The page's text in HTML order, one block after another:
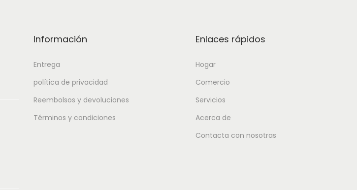
Información
Entrega
política de privacidad
Reembolsos y devoluciones
Términos y condiciones
Enlaces rápidos
Hogar
Comercio
Servicios
Acerca de
Contacta con nosotras